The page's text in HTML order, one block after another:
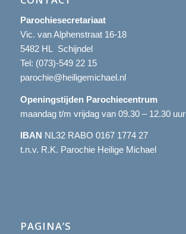
Parochiesecretariaat
Vic. van Alphenstraat 16-18
5482 HL Schijndel
Tel: (073)-549 22 15
parochie@heiligemichael.nl
Openingstijden Parochiecentrum
maandag t/m vrijdag van 09.30 – 12.30 uur
IBAN NL32 RABO 0167 1774 27
t.n.v. R.K. Parochie Heilige Michael
PAGINA’S